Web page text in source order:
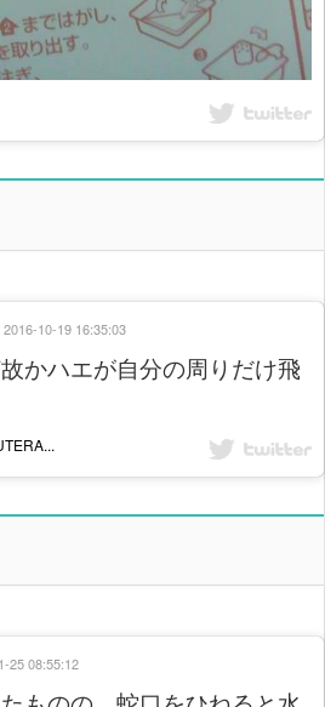
かハエが自分の周りだけ飛
2016-10-19 16:35:03
25 08:55:12